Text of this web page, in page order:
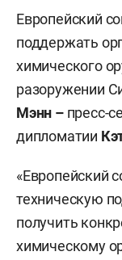
Европейский
поддержать
химического
разоружении
Мэнн –пресс-
дипломатии
«Европейский
техническую
получить
химическому